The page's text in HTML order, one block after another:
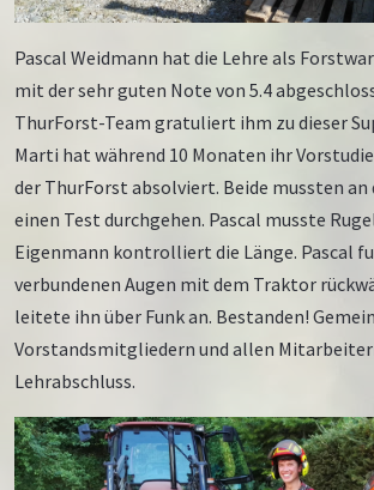
Pascal Weidmann hat die Lehre als
mit der sehr guten Note von 5.4
ThurForst-Team gratuliert ihm zu dieser
Marti hat während 10 Monaten ihr
der ThurForst absolviert. Beide mussten an
einen Test durchgehen. Pascal musste
Eigenmann kontrolliert die Länge. Pascal
verbundenen Augen mit dem Traktor
leitete ihn über Funk an. Bestanden!
Vorstandsmitgliedern und allen
Lehrabschluss.